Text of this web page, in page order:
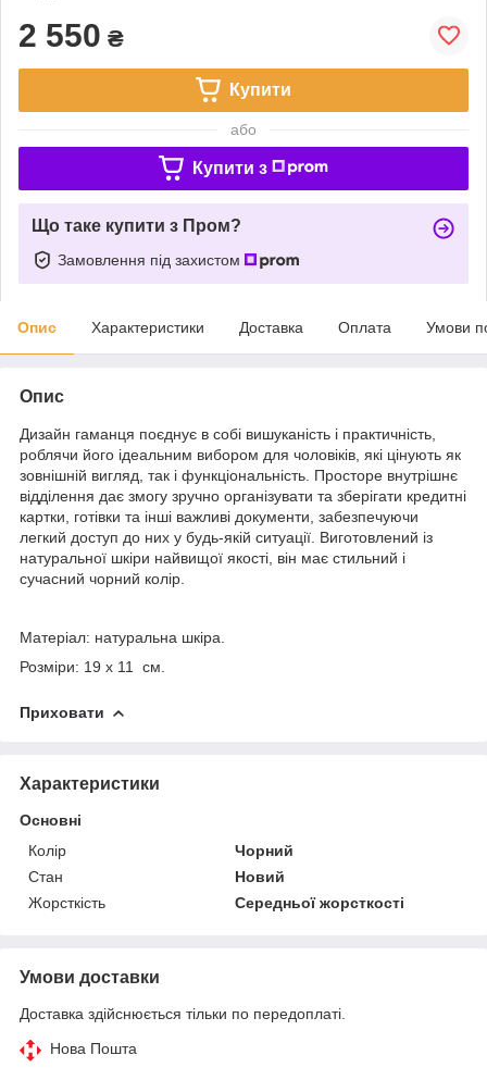
2 550 ₴
Купити
або
Купити з
Що таке купити з Пром?
Замовлення під захистом
Опис Характеристики Доставка Оплата Умови
Опис
Дизайн гаманця поєднує в собі вишуканість і практичність,
роблячи його ідеальним вибором для чоловіків, які цінують як
зовнішній вигляд, так і функціональність. Просторе внутрішнє
відділення дає змогу зручно організувати та зберігати кредитні
картки, готівки та інші важливі документи, забезпечуючи
легкий доступ до них у будь-якій ситуації. Виготовлений із
натуральної шкіри найвищої якості, він має стильний і
сучасний чорний колір.
Матеріал: натуральна шкіра.
Розміри: 19 x 11 см.
Приховати
Характеристики
Основні
Колір
Чорний
Стан
Новий
Жорсткість
Середньої жорсткості
Умови доставки
Доставка здійснюється тільки по передоплаті.
Нова Пошта